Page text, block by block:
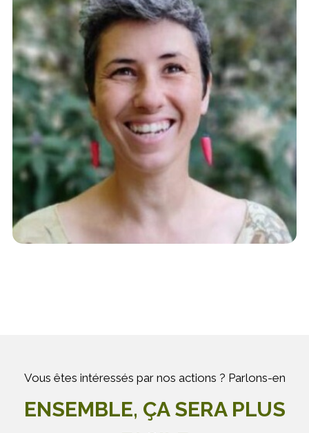
Vous êtes intéressés par nos actions ? Parlons-en
ENSEMBLE, ÇA SERA PLUS